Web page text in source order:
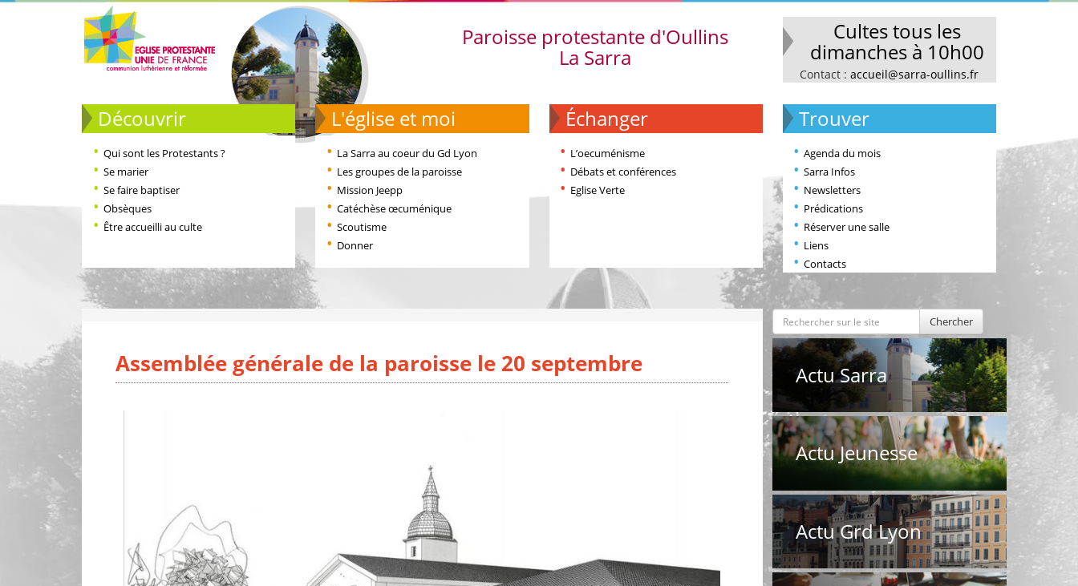
Paroisse protestante d'Oullins
La Sarra
Cultes tous les
dimanches à 10h00
Contact :accueil@sarra-oullins.fr
Découvrir
Qui sont les Protestants ?
Se marier
Se faire baptiser
Obsèques
Être accueilli au culte
L'église et moi
La Sarra au coeur du Gd Lyon
Les groupes de la paroisse
Mission Jeepp
Catéchèse œcuménique
Scoutisme
Donner
échanger
L’oecuménisme
Débats et conférences
Eglise Verte
Trouver
Agenda du mois
Sarra Infos
Newsletters
Prédications
Réserver une salle
Liens
Contacts
Assemblée générale de la paroisse le 20 septembre
Chercher
Actu Sarra
Actu Jeunesse
Actu Grd Lyon